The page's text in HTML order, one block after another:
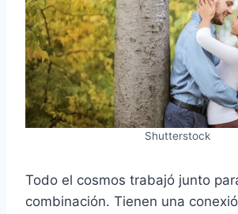
Shutterstock
Todo el cosmos trabajó junto
combinación. Tienen una